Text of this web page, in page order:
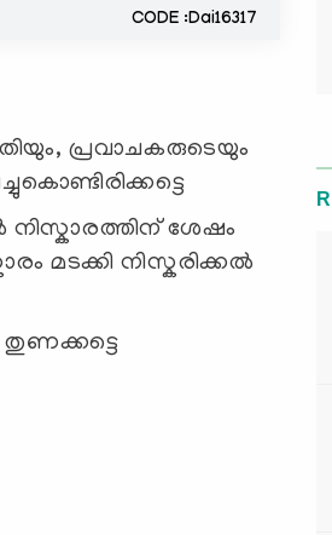
CODE :Dai16317
പ്രവാചകരുടെയും
ശേഷം
മടക്കി നിസ്കരിക്കൽ